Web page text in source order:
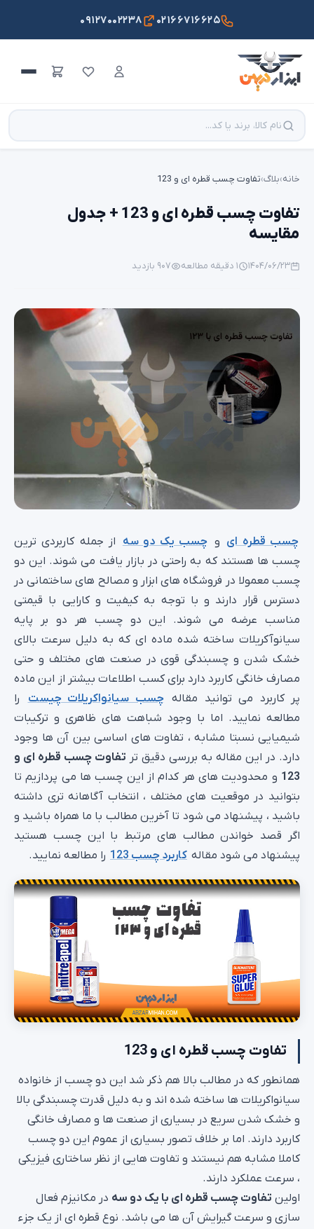
۰۲۱۶۶۷۱۶۶۲۵ ۰۹۱۲۷۰۰۲۲۳۸
خانه›بلاگ›تفاوت چسب قطره ای و 123
تفاوت چسب قطره ای و 123 + جدول
مقایسه
۱۴۰۴/۰۶/۲۳ ۱ دقیقه مطالعه ۹۰۷ بازدید
چسب قطره ای و چسب یک دو سه از جمله کاربردی ترین
چسب ها هستند که به راحتی در بازار یافت می شوند. این دو
چسب معمولا در فروشگاه های ابزار و مصالح های ساختمانی در
دسترس قرار دارند و با توجه به کیفیت و کارایی با قیمتی
مناسب عرضه می شوند. این دو چسب هر دو بر پایه
سیانوآکریلات ساخته شده ماده ای که به دلیل سرعت بالای
خشک شدن و چسبندگی قوی در صنعت های مختلف و حتی
مصارف خانگی کاربرد دارد برای کسب اطلاعات بیشتر از این ماده
پر کاربرد می توانید مقاله چسب سیانواکریلات چیست
را
مطالعه نمایید. اما با وجود شباهت های ظاهری و ترکیبات
شیمیایی نسبتا مشابه ، تفاوت های اساسی بین آن ها وجود
دارد. در این مقاله به بررسی دقیق تر تفاوت چسب قطره ای و
123 و محدودیت های هر کدام از این چسب ها می پردازیم تا
بتوانید در موقعیت های مختلف ، انتخاب آگاهانه تری داشته
باشید ، پیشنهاد می شود تا آخرین مطالب با ما همراه باشید و
اگر قصد خواندن مطالب های مرتبط با این چسب هستید
پیشنهاد می شود مقاله کاربرد چسب 123 را مطالعه نمایید.
تفاوت چسب قطره ای و 123
همانطور که در مطالب بالا هم ذکر شد این دو چسب از خانواده
سیانواکریلات ها ساخته شده اند و به دلیل قدرت چسبندگی بالا
و خشک شدن سریع در بسیاری از صنعت ها و مصارف خانگی
کاربرد دارند. اما بر خلاف تصور بسیاری از عموم این دو چسب
کاملا مشابه هم نیستند و تفاوت هایی از نظر ساختاری فیزیکی
، سرعت عملکرد دارند.
اولین تفاوت چسب قطره ای با یک دو سه در مکانیزم فعال
سازی و سرعت گیرایش آن ها می باشد. نوع قطره ای از یک جزء